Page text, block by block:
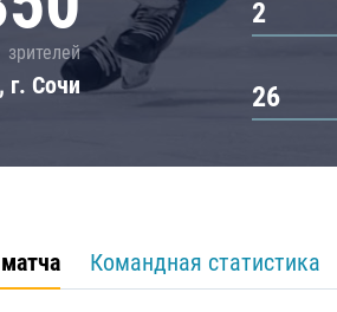
зрителей
г. Сочи
2
26
Командная статистика